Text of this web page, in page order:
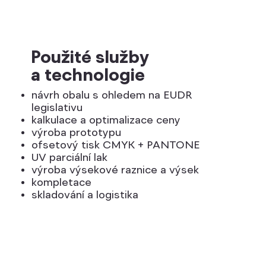
Použité služby
a technologie
návrh obalu s ohledem na EUDR
legislativu
kalkulace a optimalizace ceny
výroba prototypu
ofsetový tisk CMYK + PANTONE
UV parciální lak
výroba výsekové raznice a výsek
kompletace
skladování a logistika